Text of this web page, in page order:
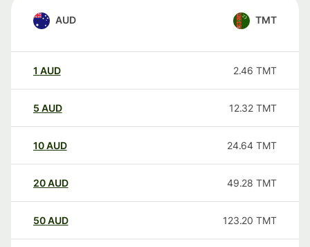
AUD TMT
1 AUD 2.46 TMT
5 AUD 12.32 TMT
10AUD 24.64 TMT
20AUD 49.28 TMT
50AUD 123.20 TMT